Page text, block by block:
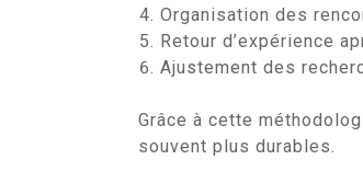
Organisation des
Retour d’expérience
Ajustement des
Grâce à cette
souvent plus durables.